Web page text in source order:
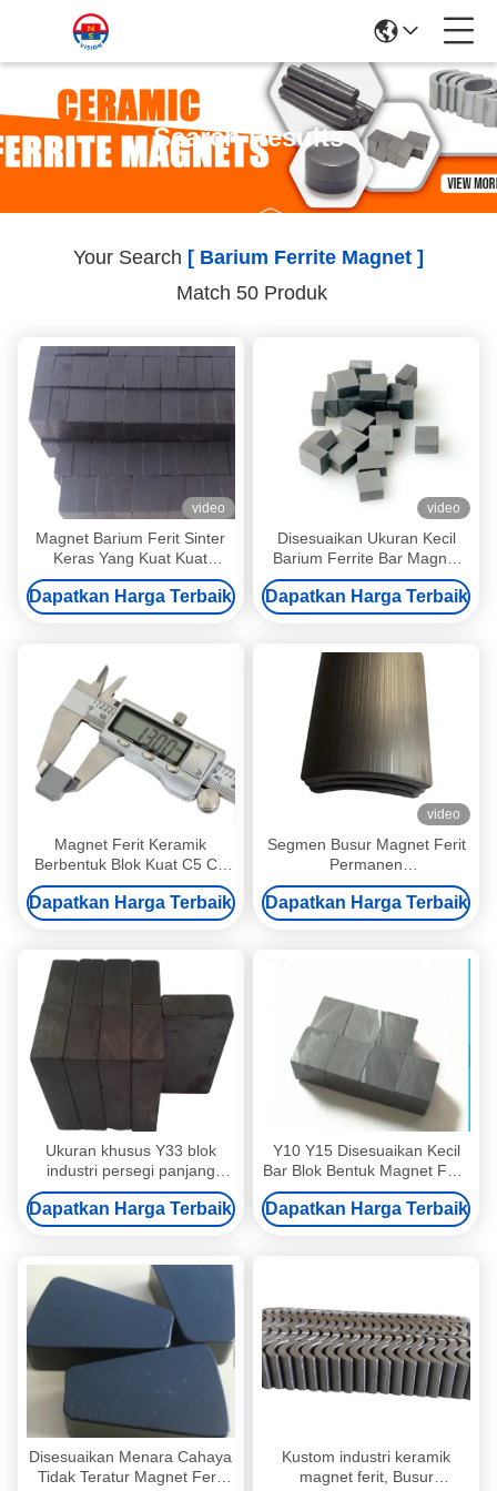
Search Results
Your Search [ Barium Ferrite Magnet ]
Match 50 Produk
video
Magnet Barium Ferit Sinter
Keras Yang Kuat Kuat
Permanen Keandalan Tinggi
Dapatkan Harga Terbaik
video
Disesuaikan Ukuran Kecil
Barium Ferrite Bar Magnet
Keramik Dijual
25.4*12.7*6.35
Dapatkan Harga Terbaik
Magnet Ferit Keramik
Berbentuk Blok Kuat C5 C8
Grade Untuk Penggunaan
Industri
Dapatkan Harga Terbaik
video
Segmen Busur Magnet Ferit
Permanen
52.12X50.18X7.27mm Untuk
Motor Industri Daya Tahan
Tinggi
Dapatkan Harga Terbaik
Ukuran khusus Y33 blok
industri persegi panjang
magnet ferit untuk multiguna
Dapatkan Harga Terbaik
Y10 Y15 Disesuaikan Kecil
Bar Blok Bentuk Magnet Ferit
Isotropik
Dapatkan Harga Terbaik
Disesuaikan Menara Cahaya
Tidak Teratur Magnet Ferit
Kustom industri keramik
magnet ferit, Busur